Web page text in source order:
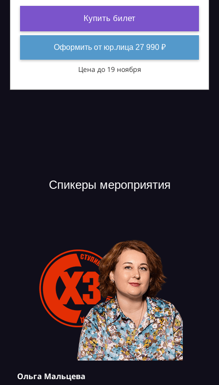
Купить билет
Оформить от юр.лица 27 990 ₽
Цена до 19 ноября
Спикеры мероприятия
Ольга Мальцева